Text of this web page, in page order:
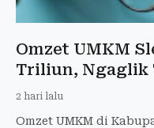
Omzet UMKM
Triliun, Ngaglik
2 hari lalu
Omzet UMKM di